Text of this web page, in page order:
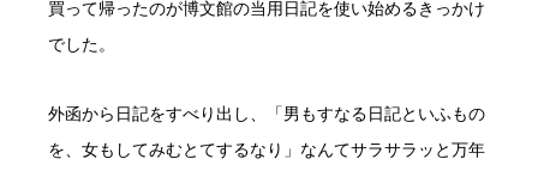
買って帰ったのが博文館の当用日記を使い始めるきっかけ
でした。
外函から日記をすべり出し、「男もすなる日記といふもの
を、女もしてみむとてするなり」なんてサラサラッと万年